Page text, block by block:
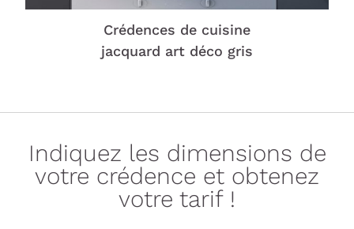
Crédences de cuisine
jacquard art déco gris
Indiquez les dimensions de
votre crédence et obtenez
votre tarif !